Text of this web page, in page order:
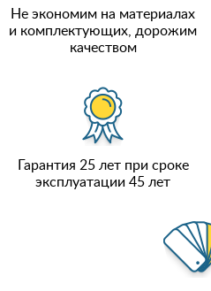
Не экономим на материалах
и комплектующих, дорожим
качеством
Гарантия 25 лет при сроке
эксплуатации 45 лет